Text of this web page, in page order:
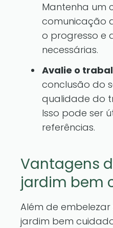
Mantenha um
comunicação
o progresso e
necessárias.
Avalie o
conclusão do
qualidade do
Isso pode ser
referências.
Vantagens
jardim bem
Além de
jardim bem